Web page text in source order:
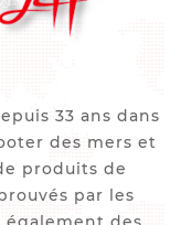
33 ans dans
des mers et
produits de
par les